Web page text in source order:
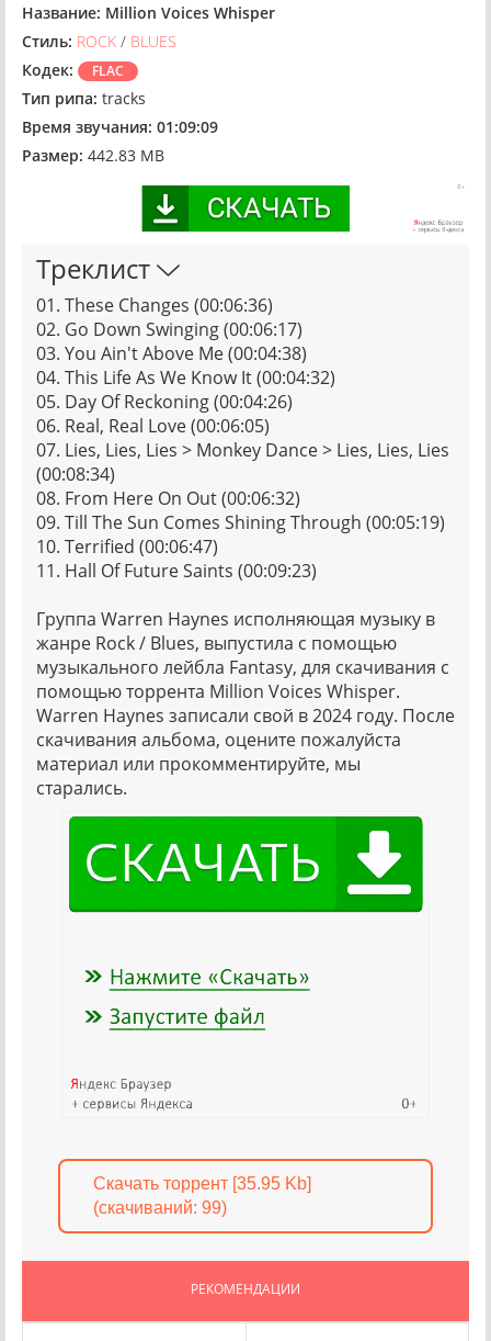
Название: Million Voices Whisper
Стиль: ROCK / BLUES
Кодек:
FLAC
Тип рипа: tracks
Время звучания: 01:09:09
Размер: 442.83 MB
Треклист
01. These Changes (00:06:36)
02. Go Down Swinging (00:06:17)
03. You Ain't Above Me (00:04:38)
04. This Life As We Know It (00:04:32)
05. Day Of Reckoning (00:04:26)
06. Real, Real Love (00:06:05)
07. Lies, Lies, Lies > Monkey Dance > Lies, Lies, Lies
(00:08:34)
08. From Here On Out (00:06:32)
09. Till The Sun Comes Shining Through (00:05:19)
10. Terrified (00:06:47)
11. Hall Of Future Saints (00:09:23)
Группа Warren Haynes исполняющая музыку в
жанре Rock / Blues, выпустила с помощью
музыкального лейбла Fantasy, для скачивания с
помощью торрента Million Voices Whisper.
Warren Haynes записали свой в 2024 году. После
скачивания альбома, оцените пожалуйста
материал или прокомментируйте, мы
старались.
Скачать торрент [35.95 Kb]
(cкачиваний: 99)
РЕКОМЕНДАЦИИ